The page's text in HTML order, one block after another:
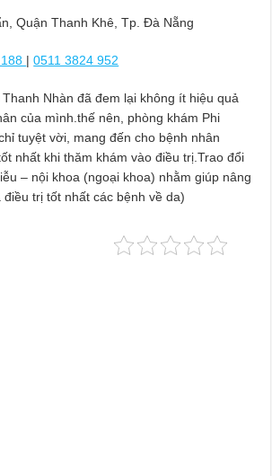
Quận Thanh Khê, Tp. Đà Nẵng
|0511 3824 952
Nhàn đã đem lại không ít hiệu quả
của mình.thế nên, phòng khám Phi
tuyệt vời, mang đến cho bệnh nhân
nhất khi thăm khám vào điều trị.Trao đổi
– nội khoa (ngoại khoa) nhằm giúp nâng
trị tốt nhất các bệnh về da)